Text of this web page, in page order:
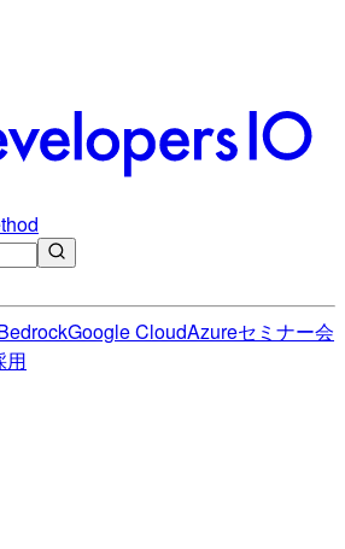
Google CloudAzureセミナー会
用